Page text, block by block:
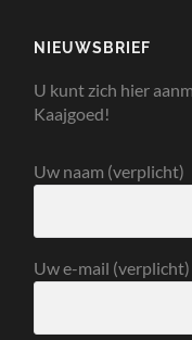
NIEUWSBRIEF
U kunt zich hier
Kaajgoed!
Uw naam (verplicht)
Uw e-mail (verplicht)